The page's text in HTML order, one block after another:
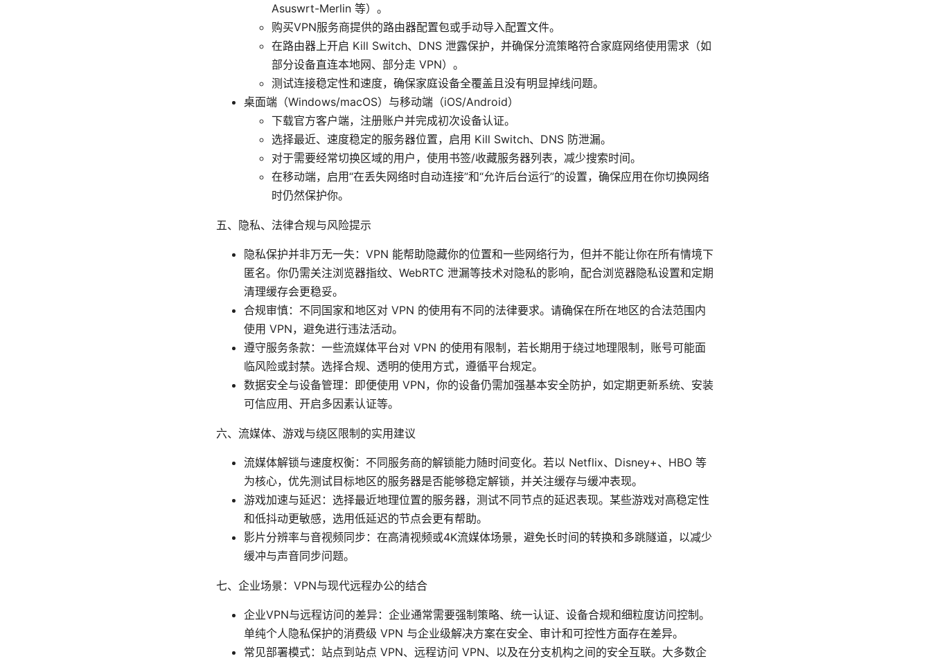
Asuswrt-Merlin 等）。
购买VPN服务商提供的路由器配置包或手动导入配置文件。
在路由器上开启 Kill Switch、DNS 泄露保护，并确保分流策略符合家庭网络使用需求（如
部分设备直连本地网、部分走 VPN）。
测试连接稳定性和速度，确保家庭设备全覆盖且没有明显掉线问题。
桌面端（Windows/macOS）与移动端（iOS/Android）
下载官方客户端，注册账户并完成初次设备认证。
选择最近、速度稳定的服务器位置，启用 Kill Switch、DNS 防泄漏。
对于需要经常切换区域的用户，使用书签/收藏服务器列表，减少搜索时间。
在移动端，启用“在丢失网络时自动连接”和“允许后台运行”的设置，确保应用在你切换网络
时仍然保护你。
五、隐私、法律合规与风险提示
隐私保护并非万无一失：VPN 能帮助隐藏你的位置和一些网络行为，但并不能让你在所有情境下
匿名。你仍需关注浏览器指纹、WebRTC 泄漏等技术对隐私的影响，配合浏览器隐私设置和定期
清理缓存会更稳妥。
合规审慎：不同国家和地区对 VPN 的使用有不同的法律要求。请确保在所在地区的合法范围内
使用 VPN，避免进行违法活动。
遵守服务条款：一些流媒体平台对 VPN 的使用有限制，若长期用于绕过地理限制，账号可能面
临风险或封禁。选择合规、透明的使用方式，遵循平台规定。
数据安全与设备管理：即便使用 VPN，你的设备仍需加强基本安全防护，如定期更新系统、安装
可信应用、开启多因素认证等。
六、流媒体、游戏与绕区限制的实用建议
流媒体解锁与速度权衡：不同服务商的解锁能力随时间变化。若以 Netflix、Disney+、HBO 等
为核心，优先测试目标地区的服务器是否能够稳定解锁，并关注缓存与缓冲表现。
游戏加速与延迟：选择最近地理位置的服务器，测试不同节点的延迟表现。某些游戏对高稳定性
和低抖动更敏感，选用低延迟的节点会更有帮助。
影片分辨率与音视频同步：在高清视频或4K流媒体场景，避免长时间的转换和多跳隧道，以减少
缓冲与声音同步问题。
七、企业场景：VPN与现代远程办公的结合
企业VPN与远程访问的差异：企业通常需要强制策略、统一认证、设备合规和细粒度访问控制。
单纯个人隐私保护的消费级 VPN 与企业级解决方案在安全、审计和可控性方面存在差异。
常见部署模式：站点到站点 VPN、远程访问 VPN、以及在分支机构之间的安全互联。大多数企